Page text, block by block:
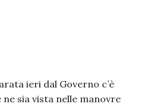
ieri dal Governo c’è
sia vista nelle manovre